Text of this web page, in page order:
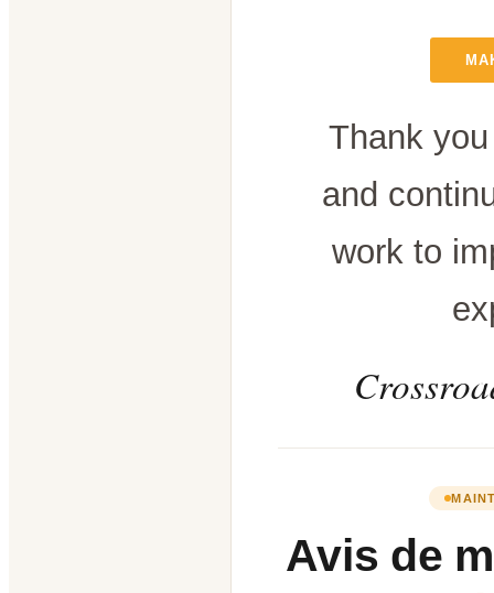
Thank
and
work to
Avis de